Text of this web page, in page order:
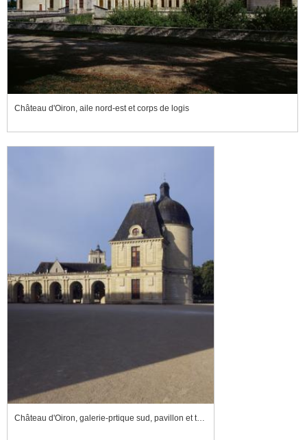
Château d'Oiron, aile nord-est et corps de logis
Château d'Oiron, galerie-prtique sud, pavillon et tour des Ondes